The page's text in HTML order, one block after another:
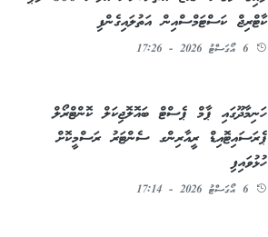
ކާޓްރިޖް ކަސްޓަމްސްއިން އަތުލައިގެންފި
6 އޯގަސްޓު 2026 - 17:26
ހަނިމާދޫގައި ޕާމް ޕެސްޓް ބައޮލޮޖިކަލް ކޮންޓްރޯލް
ޕެރަސައިޓޮއިޑް ރީއާރިންގ ސެންޓަރު ރަސްމީކޮށް
ހުޅުވައިފި
6 އޯގަސްޓު 2026 - 17:14